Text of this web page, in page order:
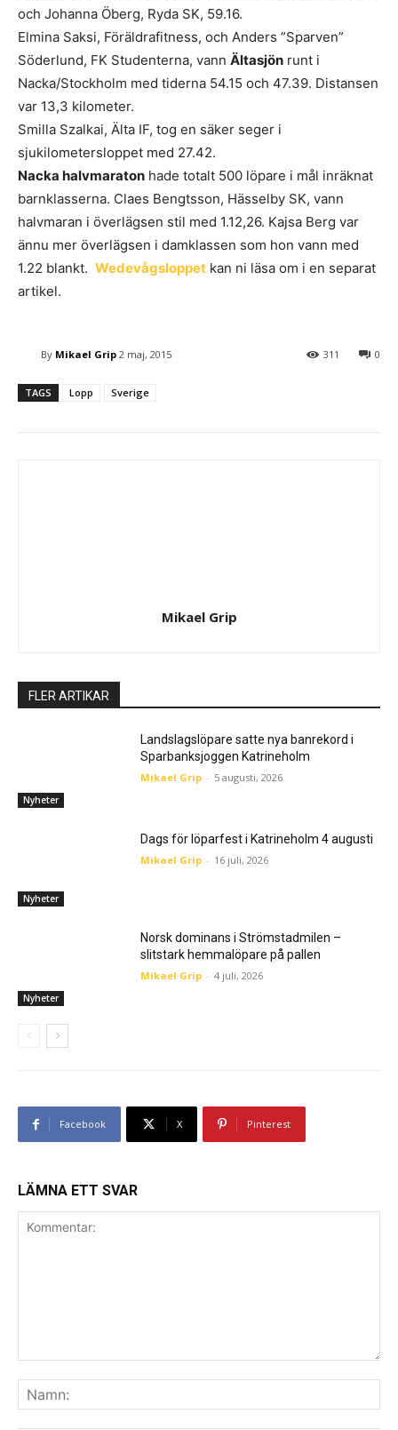
och Johanna Öberg, Ryda SK, 59.16.
Elmina Saksi, Föräldrafitness, och Anders ”Sparven”
Söderlund, FK Studenterna, vann Ältasjön runt i
Nacka/Stockholm med tiderna 54.15 och 47.39. Distansen
var 13,3 kilometer.
Smilla Szalkai, Älta IF, tog en säker seger i
sjukilometersloppet med 27.42.
Nacka halvmaraton hade totalt 500 löpare i mål inräknat
barnklasserna. Claes Bengtsson, Hässelby SK, vann
halvmaran i överlägsen stil med 1.12,26. Kajsa Berg var
ännu mer överlägsen i damklassen som hon vann med
1.22 blankt. Wedevågsloppet kan ni läsa om i en separat
artikel.
By Mikael Grip 2 maj, 2015 0
311
TAGS Lopp Sverige
Mikael Grip
FLER ARTIKAR
Nyheter
Landslagslöpare satte nya banrekord i
Sparbanksjoggen Katrineholm
Mikael Grip - 5 augusti, 2026
Nyheter
Dags för löparfest i Katrineholm 4 augusti
Mikael Grip - 16 juli, 2026
Nyheter
Norsk dominans i Strömstadmilen –
slitstark hemmalöpare på pallen
Mikael Grip - 4 juli, 2026
Facebook X Pinterest
LÄMNA ETT SVAR